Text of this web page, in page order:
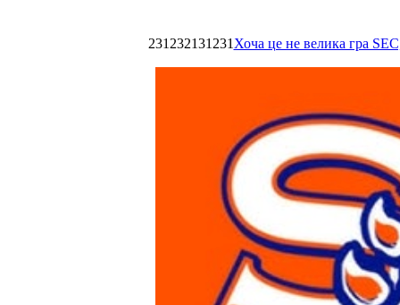
231232131231 Хоча це не велика гра